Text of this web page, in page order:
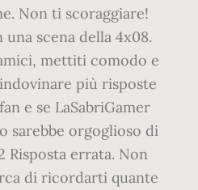
Non ti scoraggiare!
scena della 4x08.
mettiti comodo e
più risposte
e se LaSabriGamer
sarebbe orgoglioso di
Risposta errata. Non
di ricordarti quante